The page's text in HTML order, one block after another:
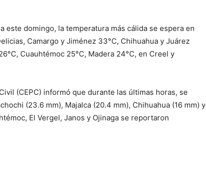
este domingo, la temperatura más cálida se espera en
Camargo y Jiménez 33°C, Chihuahua y Juárez
Cuauhtémoc 25°C, Madera 24°C, en Creel y
(CEPC) informó que durante las últimas horas, se
(23.6 mm), Majalca (20.4 mm), Chihuahua (16 mm) y
El Vergel, Janos y Ojinaga se reportaron